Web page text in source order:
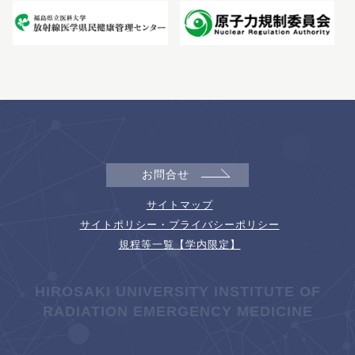
お問合せ
サイトマップ
サイトポリシー・プライバシーポリシー
規程等一覧【学内限定】
HIROSAKI UNIVERSITY INSTITUTE OF
RADIATION EMERGENCY MEDICINE